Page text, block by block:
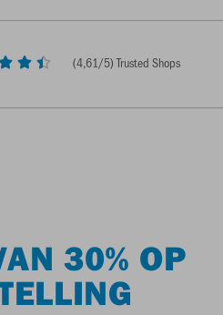
(4,61/5) Trusted Shops
30% OP